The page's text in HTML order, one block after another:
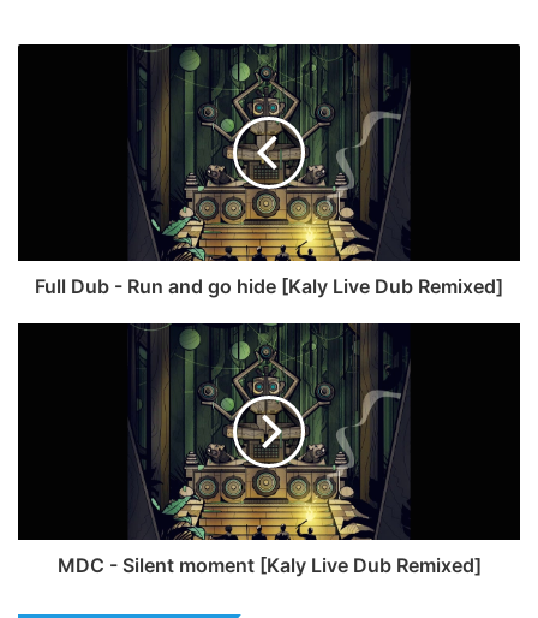
Full Dub - Run and go hide [Kaly Live Dub Remixed]
MDC - Silent moment [Kaly Live Dub Remixed]